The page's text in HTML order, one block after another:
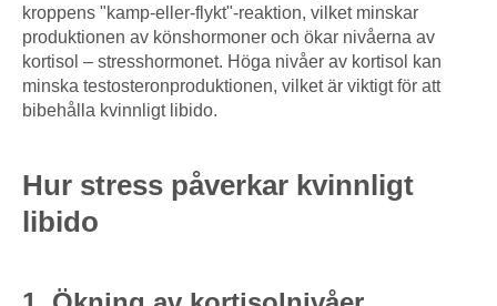
kroppens "kamp-eller-flykt"-reaktion, vilket minskar
produktionen av könshormoner och ökar nivåerna av
kortisol – stresshormonet. Höga nivåer av kortisol kan
minska testosteronproduktionen, vilket är viktigt för att
bibehålla kvinnligt libido.
Hur stress påverkar kvinnligt
libido